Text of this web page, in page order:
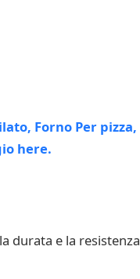
durata e la resistenza